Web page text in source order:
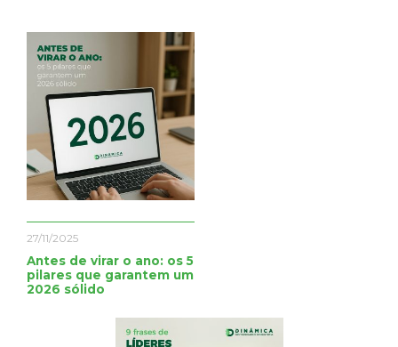
27/11/2025
Antes de virar o ano: os 5
pilares que garantem um
2026 sólido